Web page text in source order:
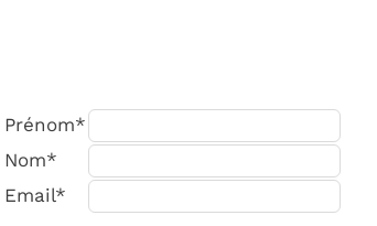
Prénom*
Nom*
Email*